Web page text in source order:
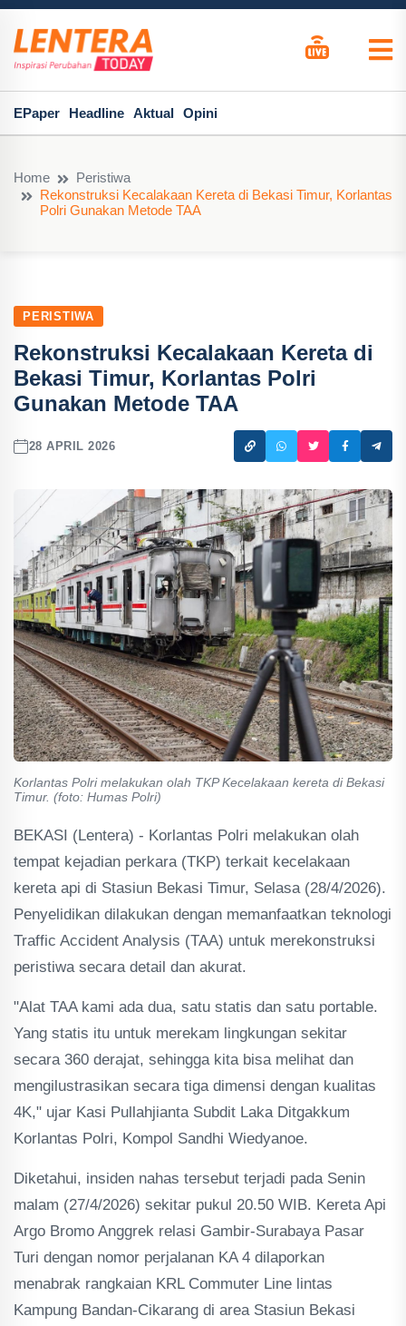
EPaper Headline Aktual Opini
Home
Peristiwa
Rekonstruksi Kecalakaan Kereta di Bekasi Timur, Korlantas
Polri Gunakan Metode TAA
PERISTIWA
Rekonstruksi Kecalakaan Kereta di
Bekasi Timur, Korlantas Polri
Gunakan Metode TAA
28 APRIL 2026
Korlantas Polri melakukan olah TKP Kecelakaan kereta di Bekasi
Timur. (foto: Humas Polri)
BEKASI (Lentera) - Korlantas Polri melakukan olah
tempat kejadian perkara (TKP) terkait kecelakaan
kereta api di Stasiun Bekasi Timur, Selasa (28/4/2026).
Penyelidikan dilakukan dengan memanfaatkan teknologi
Traffic Accident Analysis (TAA) untuk merekonstruksi
peristiwa secara detail dan akurat.
"Alat TAA kami ada dua, satu statis dan satu portable.
Yang statis itu untuk merekam lingkungan sekitar
secara 360 derajat, sehingga kita bisa melihat dan
mengilustrasikan secara tiga dimensi dengan kualitas
4K," ujar Kasi Pullahjianta Subdit Laka Ditgakkum
Korlantas Polri, Kompol Sandhi Wiedyanoe.
Diketahui, insiden nahas tersebut terjadi pada Senin
malam (27/4/2026) sekitar pukul 20.50 WIB. Kereta Api
Argo Bromo Anggrek relasi Gambir-Surabaya Pasar
Turi dengan nomor perjalanan KA 4 dilaporkan
menabrak rangkaian KRL Commuter Line lintas
Kampung Bandan-Cikarang di area Stasiun Bekasi